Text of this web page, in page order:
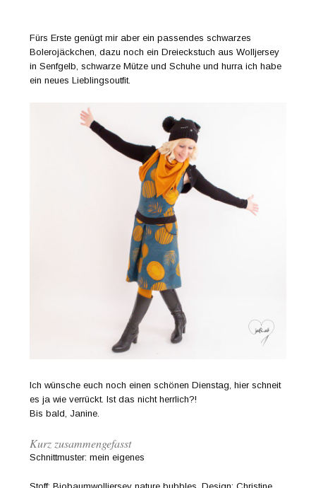
Fürs Erste genügt mir aber ein passendes schwarzes
Bolerojäckchen, dazu noch ein Dreieckstuch aus Wolljersey
in Senfgelb, schwarze Mütze und Schuhe und hurra ich habe
ein neues Lieblingsoutfit.
Ich wünsche euch noch einen schönen Dienstag, hier schneit
es ja wie verrückt. Ist das nicht herrlich?!
Bis bald, Janine.
Kurz zusammengefasst
Schnittmuster: mein eigenes